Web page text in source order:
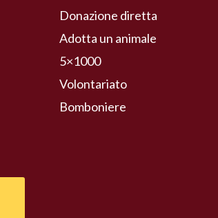
Donazione diretta
Adotta un animale
5×1000
Volontariato
Bomboniere